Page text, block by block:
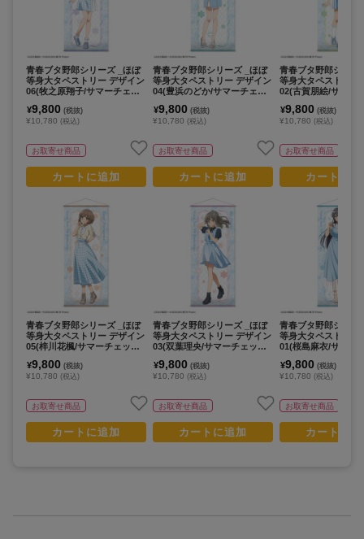
青春ブタ野郎シリーズ _ほぼ
等身大タペストリー デザイン
06(牧之原翔子/サマーチェッ
¥9,800 (税抜)
¥10,780 (税込)
お取寄せ商品
カートに追加
青春ブタ野郎シリーズ _ほぼ
等身大タペストリー デザイン
05(梓川花楓/サマーチェックv
¥9,800 (税抜)
¥10,780 (税込)
お取寄せ商品
カートに追加
青春ブタ野郎シリーズ _ほぼ
等身大タペストリー デザイン
04(豊浜のどか/サマーチェッ
¥9,800 (税抜)
¥10,780 (税込)
お取寄せ商品
カートに追加
青春ブタ野郎シリーズ _ほぼ
等身大タペストリー デザイン
03(双葉理央/サマーチェックv
¥9,800 (税抜)
¥10,780 (税込)
お取寄せ商品
カートに追加
青春ブタ野郎シリー
等身大タペストリー
02(古賀朋絵/サマー
¥9,800 (税抜)
¥10,780 (税込)
お取寄せ商品
カートに
青春ブタ野郎シリー
等身大タペストリー
01(桜島麻衣/サマー
¥9,800 (税抜)
¥10,780 (税込)
お取寄せ商品
カートに